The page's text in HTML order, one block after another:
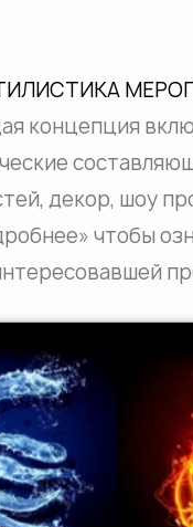
концепция
декор, шоу
чтобы